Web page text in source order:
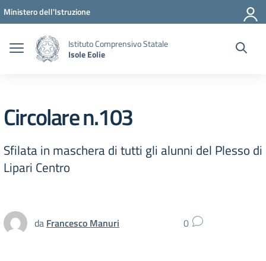
Vai ai contenuti
Vai al menu di navigazione
Vai al footer
Ministero dell'Istruzione
Istituto Comprensivo Statale
Isole Eolie
Circolare n.103
Sfilata in maschera di tutti gli alunni del Plesso di
Lipari Centro
da Francesco Manuri 0